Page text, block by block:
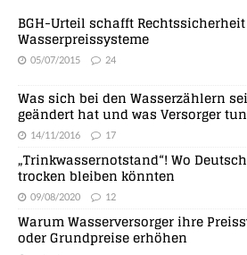
BGH-Urteil schafft
Wasserpreissysteme
05/07/2015 24
Was sich bei den Wasserzählern
geändert hat und was Versorger
14/11/2016 17
„Trinkwassernotstand“! Wo
trocken bleiben könnten
09/08/2020 12
Warum Wasserversorger ihre
oder Grundpreise erhöhen